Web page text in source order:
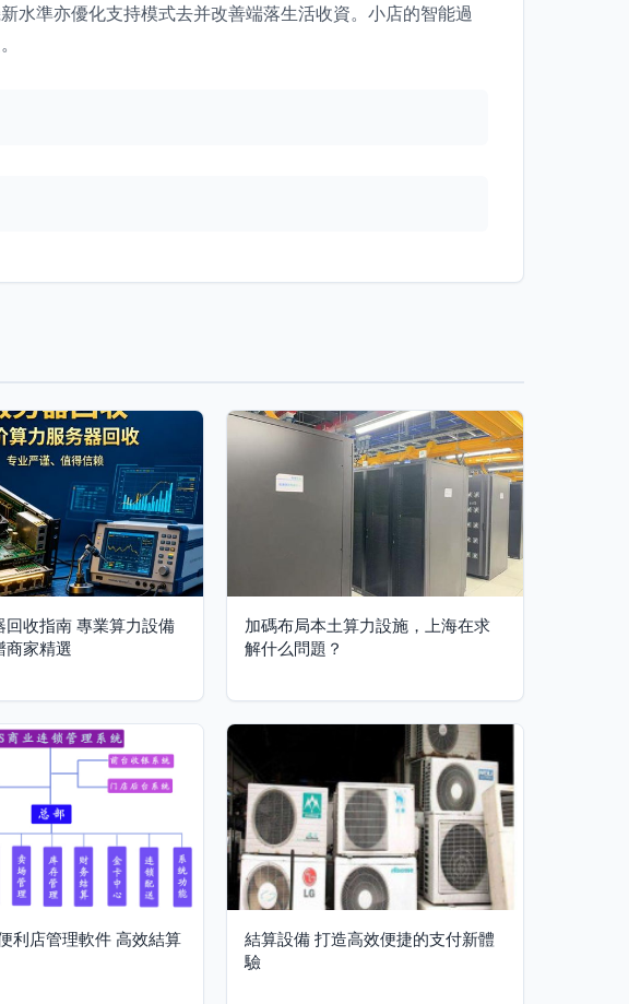
水準亦優化支持模式去并改善端落生活收資。小店的智能過
回收指南 專業算力設備
商家精選
加碼布局本土算力設施，上海在求
解什么問題？
利店管理軟件 高效結算
結算設備 打造高效便捷的支付新體
驗